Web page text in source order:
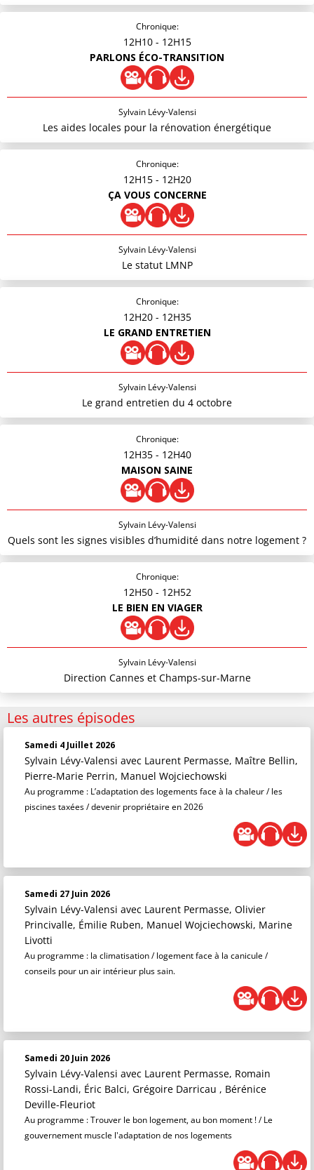
Chronique:
12H10 - 12H15
PARLONS ÉCO-TRANSITION
Sylvain Lévy-Valensi
Les aides locales pour la rénovation énergétique
Chronique:
12H15 - 12H20
ÇA VOUS CONCERNE
Sylvain Lévy-Valensi
Le statut LMNP
Chronique:
12H20 - 12H35
LE GRAND ENTRETIEN
Sylvain Lévy-Valensi
Le grand entretien du 4 octobre
Chronique:
12H35 - 12H40
MAISON SAINE
Sylvain Lévy-Valensi
Quels sont les signes visibles d’humidité dans notre logement ?
Chronique:
12H50 - 12H52
LE BIEN EN VIAGER
Sylvain Lévy-Valensi
Direction Cannes et Champs-sur-Marne
Les autres épisodes
Samedi 4 Juillet 2026
Sylvain Lévy-Valensi avec Laurent Permasse, Maître Bellin,
Pierre-Marie Perrin, Manuel Wojciechowski
Au programme : L’adaptation des logements face à la chaleur / les
piscines taxées / devenir propriétaire en 2026
Samedi 27 Juin 2026
Sylvain Lévy-Valensi avec Laurent Permasse, Olivier
Princivalle, Émilie Ruben, Manuel Wojciechowski, Marine
Livotti
Au programme : la climatisation / logement face à la canicule /
conseils pour un air intérieur plus sain.
Samedi 20 Juin 2026
Sylvain Lévy-Valensi avec Laurent Permasse, Romain
Rossi-Landi, Éric Balci, Grégoire Darricau , Bérénice
Deville-Fleuriot
Au programme : Trouver le bon logement, au bon moment ! / Le
gouvernement muscle l'adaptation de nos logements